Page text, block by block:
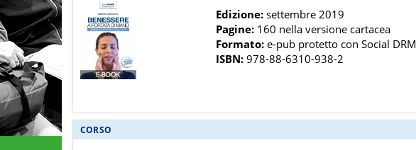
Edizione: settembre 2019
Pagine: 160 nella versione cartacea
Formato: e-pub protetto con Social DRM
ISBN: 978-88-6310-938-2
CORSO